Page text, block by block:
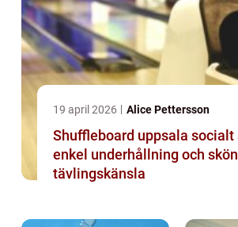
19 april 2026 Alice Pettersson
Shuffleboard uppsala socialt spel,
enkel underhållning och skön
tävlingskänsla